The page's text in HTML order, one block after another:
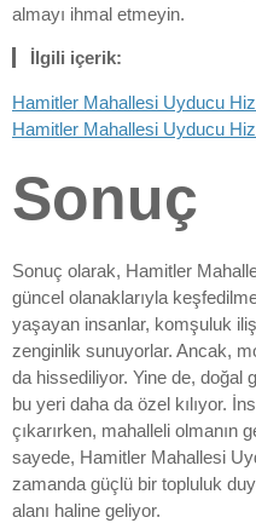
almayı ihmal etmeyin.
İlgili içerik:
Hamitler Mahallesi Uyducu
Hamitler Mahallesi Uyducu
Sonuç
Sonuç olarak, Hamitler
güncel olanaklarıyla
yaşayan insanlar, komşuluk
zenginlik sunuyorlar. Ancak,
da hissediliyor. Yine de, doğal
bu yeri daha da özel kılıyor.
çıkarırken, mahalleli olmanın
sayede, Hamitler Mahallesi
zamanda güçlü bir topluluk
alanı haline geliyor.